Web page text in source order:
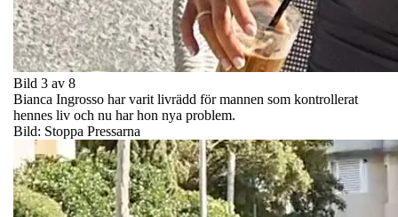
Bild 3 av 8
Bianca Ingrosso har varit livrädd för mannen som kontrollerat
hennes liv och nu har hon nya problem.
Bild: Stoppa Pressarna